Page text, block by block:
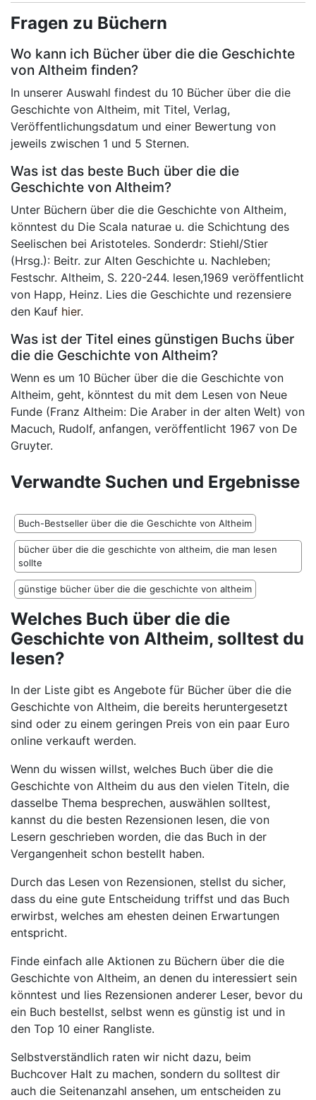
Fragen zu Büchern
Wo kann ich Bücher über die die Geschichte
von Altheim finden?
In unserer Auswahl findest du 10 Bücher über die die
Geschichte von Altheim, mit Titel, Verlag,
Veröffentlichungsdatum und einer Bewertung von
jeweils zwischen 1 und 5 Sternen.
Was ist das beste Buch über die die
Geschichte von Altheim?
Unter Büchern über die die Geschichte von Altheim,
könntest du Die Scala naturae u. die Schichtung des
Seelischen bei Aristoteles. Sonderdr: Stiehl/Stier
(Hrsg.): Beitr. zur Alten Geschichte u. Nachleben;
Festschr. Altheim, S. 220-244. lesen,1969 veröffentlicht
von Happ, Heinz. Lies die Geschichte und rezensiere
den Kauf hier.
Was ist der Titel eines günstigen Buchs über
die die Geschichte von Altheim?
Wenn es um 10 Bücher über die die Geschichte von
Altheim, geht, könntest du mit dem Lesen von Neue
Funde (Franz Altheim: Die Araber in der alten Welt) von
Macuch, Rudolf, anfangen, veröffentlicht 1967 von De
Gruyter.
Verwandte Suchen und Ergebnisse
Buch-Bestseller über die die Geschichte von Altheim
bücher über die die geschichte von altheim, die man lesen
sollte
günstige bücher über die die geschichte von altheim
Welches Buch über die die
Geschichte von Altheim, solltest du
lesen?
In der Liste gibt es Angebote für Bücher über die die
Geschichte von Altheim, die bereits heruntergesetzt
sind oder zu einem geringen Preis von ein paar Euro
online verkauft werden.
Wenn du wissen willst, welches Buch über die die
Geschichte von Altheim du aus den vielen Titeln, die
dasselbe Thema besprechen, auswählen solltest,
kannst du die besten Rezensionen lesen, die von
Lesern geschrieben worden, die das Buch in der
Vergangenheit schon bestellt haben.
Durch das Lesen von Rezensionen, stellst du sicher,
dass du eine gute Entscheidung triffst und das Buch
erwirbst, welches am ehesten deinen Erwartungen
entspricht.
Finde einfach alle Aktionen zu Büchern über die die
Geschichte von Altheim, an denen du interessiert sein
könntest und lies Rezensionen anderer Leser, bevor du
ein Buch bestellst, selbst wenn es günstig ist und in
den Top 10 einer Rangliste.
Selbstverständlich raten wir nicht dazu, beim
Buchcover Halt zu machen, sondern du solltest dir
auch die Seitenanzahl ansehen, um entscheiden zu